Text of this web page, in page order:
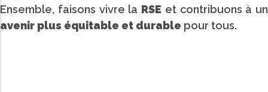
Ensemble, faisons vivre la RSE et contribuons à un
avenir plus équitable et durable pour tous.